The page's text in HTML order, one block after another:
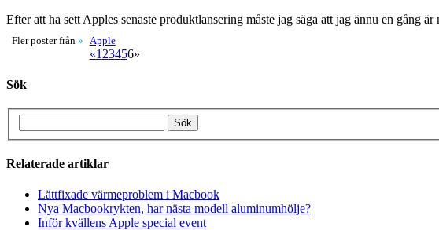
Efter att ha sett Apples senaste produktlansering måste jag säga att jag ännu en gång
Fler poster från» Apple
«1 23456»
Sök
Relaterade artiklar
Lättfixade värmeproblem i Macbook
Nya Macbookrykten, har nästa modell aluminumhölje?
Inför kvällens Apple special event